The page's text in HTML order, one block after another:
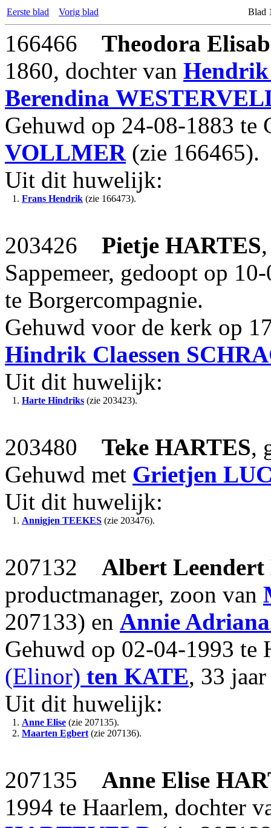
Eerste blad Vorig blad Blad
166466 Theodora
1860, dochter van Hendrik
Berendina
Gehuwd op 24-08-1883 te
VOLLMER(zie 166465).
Uit dit huwelijk:
1. Frans Hendrik (zie 166473).
203426 Pietje HARTES
Sappemeer, gedoopt op
te Borgercompagnie.
Gehuwd voor de kerk op
Hindrik Claessen
Uit dit huwelijk:
1. Harte Hindriks (zie 203423).
203480 Teke HARTES,
Gehuwd met Grietjen
Uit dit huwelijk:
1. Annigjen TEEKES (zie 203476).
207132 Albert Leendert
productmanager, zoon van
207133) en Annie Adriana
Gehuwd op 02-04-1993 te
(Elinor) ten KATE, 33
Uit dit huwelijk:
1. Anne Elise (zie 207135).
2. Maarten Egbert (zie 207136).
207135 Anne Elise
1994 te Haarlem, dochter